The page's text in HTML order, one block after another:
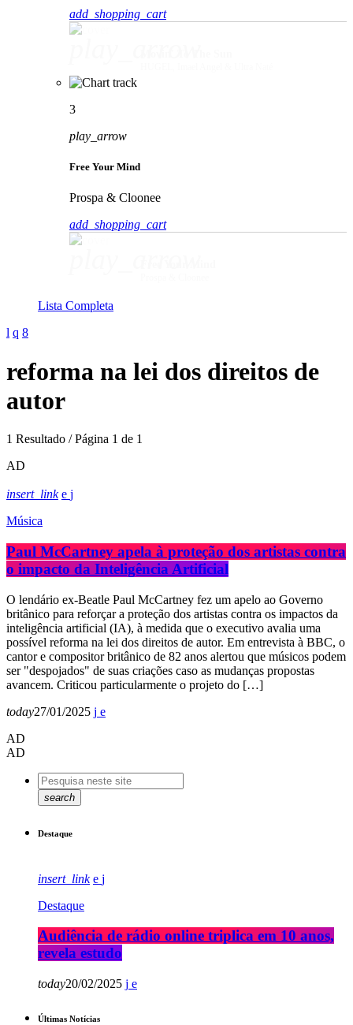
add_shopping_cart
3
play_arrow
Free Your Mind
Prospa & Cloonee
add_shopping_cart
Lista Completa
reforma na lei dos direitos de
autor
1 Resultado / Página 1 de 1
AD
insert_link
Música
Paul McCartney apela à proteção dos artistas contra
o impacto da Inteligência Artificial
O lendário ex-Beatle Paul McCartney fez um apelo ao Governo
britânico para reforçar a proteção dos artistas contra os impactos da
inteligência artificial (IA), à medida que o executivo avalia uma
possível reforma na lei dos direitos de autor. Em entrevista à BBC, o
cantor e compositor britânico de 82 anos alertou que músicos podem
ser "despojados" de suas criações caso as mudanças propostas
avancem. Criticou particularmente o projeto do […]
today27/01/2025
AD
AD
search
Destaque
insert_link
Destaque
Audiência de rádio online triplica em 10 anos,
revela estudo
today20/02/2025
Últimas Notícias